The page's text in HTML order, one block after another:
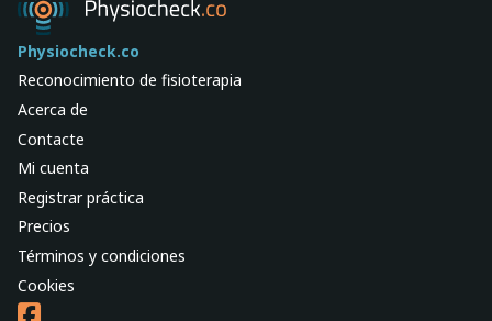
Physiocheck.co
Reconocimiento de fisioterapia
Acerca de
Contacte
Mi cuenta
Registrar práctica
Precios
Términos y condiciones
Cookies